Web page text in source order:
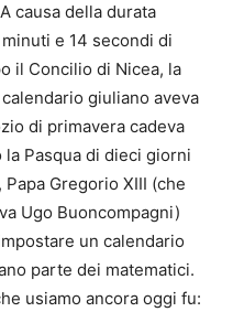
causa della durata
e 14 secondi di
il Concilio di Nicea, la
giuliano aveva
di primavera cadeva
la Pasqua di dieci giorni
Papa Gregorio XIII (che
Ugo Buoncompagni)
un calendario
parte dei matematici.
usiamo ancora oggi fu: